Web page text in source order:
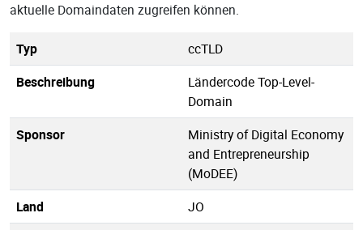
aktuelle Domaindaten zugreifen können.
Typ
ccTLD
Beschreibung
Ländercode Top-Level-
Domain
Sponsor
Ministry of Digital Economy
and Entrepreneurship
(MoDEE)
Land
JO